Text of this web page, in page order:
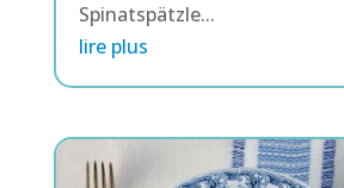
Spinatspätzle...
lire plus